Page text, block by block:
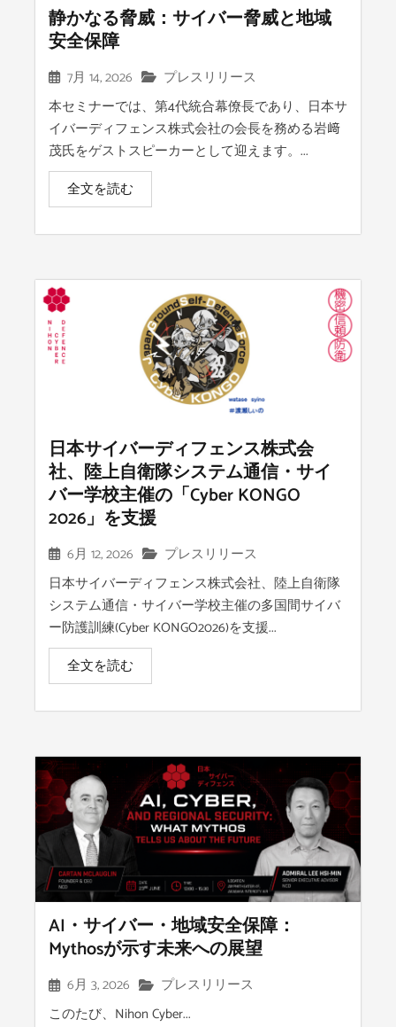
静かなる脅威：サイバー脅威と地域
安全保障
7月 14, 2026
プレスリリース
本セミナーでは、第4代統合幕僚長であり、日本サ
イバーディフェンス株式会社の会長を務める岩﨑
茂氏をゲストスピーカーとして迎えます。...
全文を読む
日本サイバーディフェンス株式会
社、陸上自衛隊システム通信・サイ
バー学校主催の「Cyber KONGO
2026」を支援
6月 12, 2026
プレスリリース
日本サイバーディフェンス株式会社、陸上自衛隊
システム通信・サイバー学校主催の多国間サイバ
ー防護訓練(Cyber KONGO2026)を支援...
全文を読む
AI・サイバー・地域安全保障：
Mythosが示す未来への展望
6月 3, 2026
プレスリリース
このたび、Nihon Cyber...